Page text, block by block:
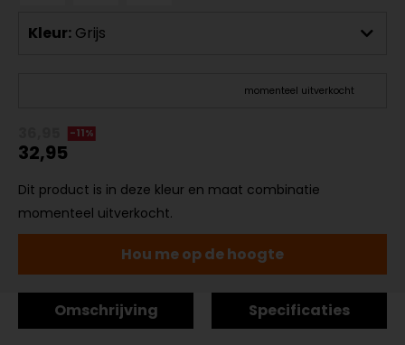
Kleur: Grijs
momenteel uitverkocht
-11%
32,95
Dit product is in deze kleur en maat combinatie
momenteel uitverkocht.
Hou me op de hoogte
Omschrijving Specificaties